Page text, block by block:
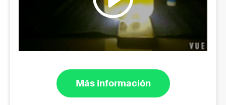
Más información